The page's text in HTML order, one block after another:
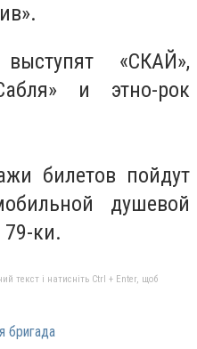
«СКАЙ»,
и этно-рок
билетов пойдут
душевой
ки.
текст і натисніть Ctrl + Enter, щоб
бригада